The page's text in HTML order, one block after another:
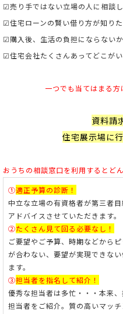
☑売り手ではない立場の人に相談
☑住宅ローンの賢い借り方が知り
☑購入後、生活の負担にならないか
☑住宅会社たくさんあってどこが
一つでも当てはまる
資料請
住宅展示場に
おうちの相談窓口を利用すると ど
①適正予算の診断！
中立な立場の有資格者が第三者
アドバイスさせていただきます。
②たくさん見て回る必要なし！
ご要望やご予算、時期などから
が合わない、要望が実現できな
ます。
③担当者を指名して紹介！
優秀な担当者は多忙・・・本来
担当者をご紹介。 質の高いマッチ